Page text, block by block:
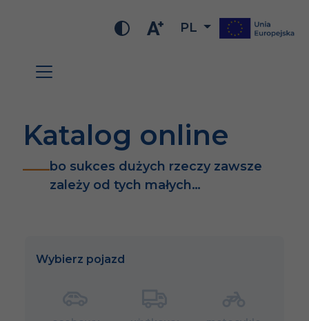
PL
Katalog online
bo sukces dużych rzeczy zawsze
zależy od tych małych…
Wybierz pojazd